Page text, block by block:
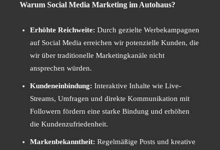
Warum Social Media Marketing im Autohaus?
Erhöhte Reichweite: Durch gezielte Werbekampagnen
auf Social Media erreichen wir potenzielle Kunden, die
wir über traditionelle Marketingkanäle nicht
ansprechen würden.
Kundeneinbindung: Interaktive Inhalte wie Live-
Streams, Umfragen und direkte Kommunikation mit
Followern fördern eine starke Bindung und erhöhen
die Kundenzufriedenheit.
Markenbekanntheit: Regelmäßige Posts und kreative